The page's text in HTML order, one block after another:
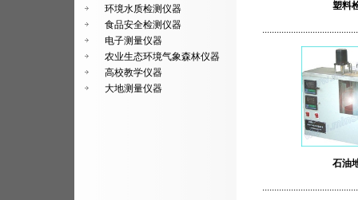
环境水质检测仪器
食品安全检测仪器
电子测量仪器
农业生态环境气象森林仪器
高校教学仪器
大地测量仪器
塑料
石油